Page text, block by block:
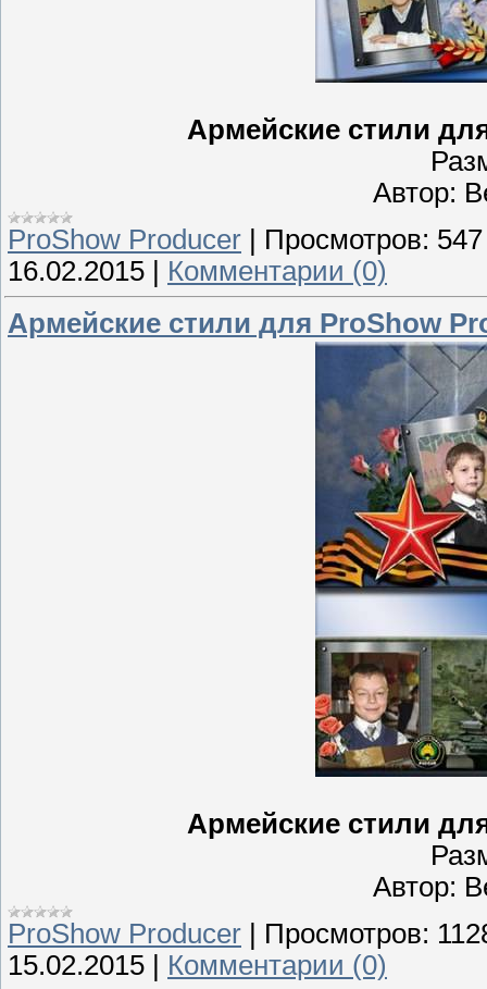
Армейские стили
Автор:
ProShow Producer
Просмотров: 547
16.02.2015
Комментарии (0)
Армейские стили для ProShow
Армейские стили
Автор:
ProShow Producer | Просмотров:
15.02.2015 | Комментарии (0)